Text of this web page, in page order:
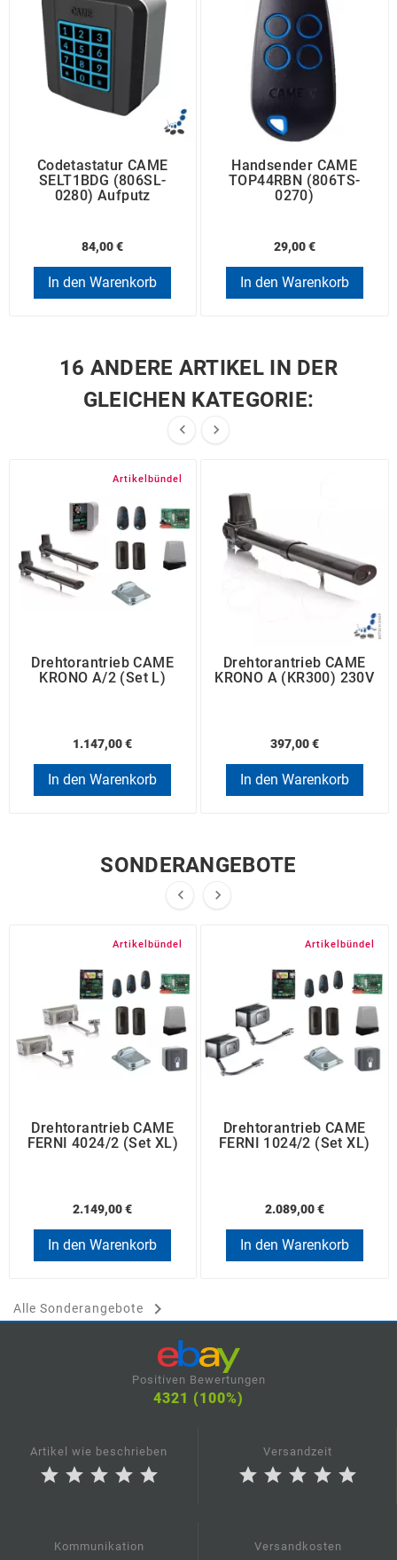
Codetastatur CAME
SELT1BDG (806SL-
0280) Aufputz
84,00 €
In den Warenkorb
Handsender CAME
TOP44RBN (806TS-
0270)
29,00 €
In den Warenkorb
16 ANDERE ARTIKEL IN DER
GLEICHEN KATEGORIE:
 
Artikelbündel
Drehtorantrieb CAME
KRONO A/2 (Set L)
1.147,00 €
In den Warenkorb
Drehtorantrieb CAME
KRONO A (KR300) 230V
397,00 €
In den Warenkorb
SONDERANGEBOTE
 
Artikelbündel
Drehtorantrieb CAME
FERNI 4024/2 (Set XL)
2.149,00 €
In den Warenkorb
Artikelbündel
Drehtorantrieb CAME
FERNI 1024/2 (Set XL)
2.089,00 €
In den Warenkorb
Alle Sonderangebote 
Positiven Bewertungen
4321 (100%)
Artikel wie beschrieben
star star star star star
Versandzeit
star star star star star
Kommunikation Versandkosten